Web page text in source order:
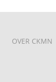
OVER CKMN